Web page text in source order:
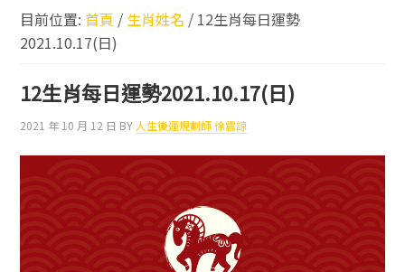
師
徐
震
諒
目前位置:首頁 / 生肖姓名 / 12生肖每日運勢
2021.10.17(日)
12生肖每日運勢2021.10.17(日)
2021 年 10 月 12 日 BY 人生後運規劃師 徐震諒